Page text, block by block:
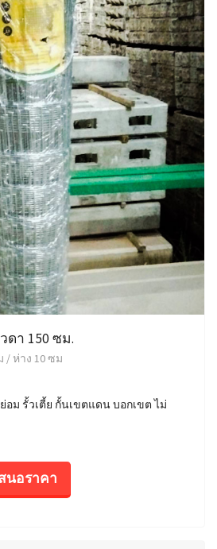
ดา 150 ซม.
/ ห่าง 10 ซม
ม รั้วเตี้ย กั้นเขตแดน บอกเขต ไม่
นอราคา